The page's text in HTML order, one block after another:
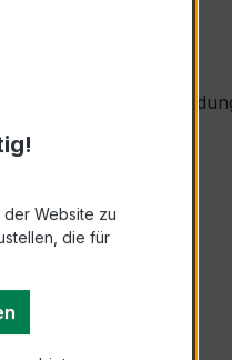
für
Website zu
die für